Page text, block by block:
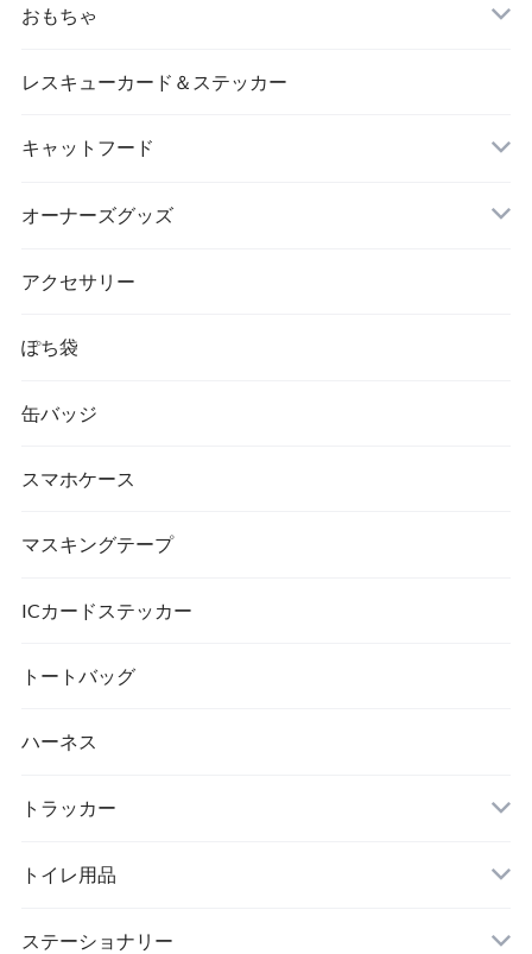
片面タイプ
おもちゃ
レスキューカード＆ステッカー
キャットフード
ドライフード
オーナーズグッズ
お茶
アクセサリー
ぽち袋
缶バッジ
スマホケース
マスキングテープ
ICカードステッカー
トートバッグ
ハーネス
トラッカー
トイレ用品
猫砂
ステーショナリー